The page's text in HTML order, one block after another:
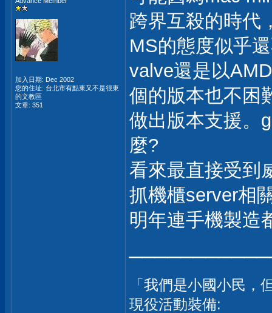
加入日期: Dec 2002
您的住址: 台北市有點東又不是很東
的文教區
文章: 351
跨界互殺的時代
MS的態度似乎
valve還是以
個的版本也不困
做出版本支援。
麼?
看來最直接受到
抓機櫃server相
明年連手機製造
「我們是小國小民，
現役活動裝備: